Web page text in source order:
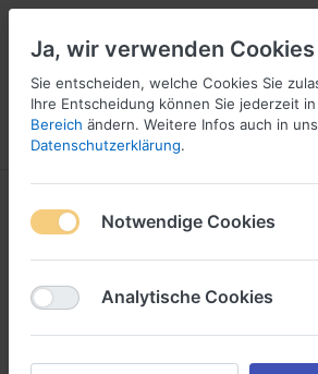
Menü Anmelden
Ja, wir verwenden Cookies
Sie entscheiden, welche Cookies Sie
Ihre Entscheidung können Sie jederzeit
Bereich ändern. Weitere Infos auch in
Datenschutzerklärung.
Notwendige Cookies
Analytische Cookies